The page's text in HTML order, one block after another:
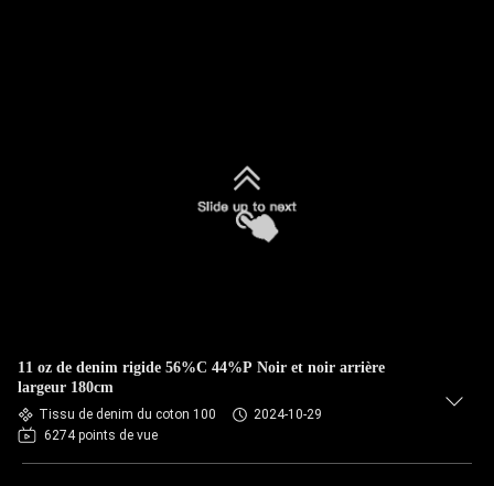
11 oz de denim rigide 56%C 44%P Noir et noir arrière
largeur 180cm
Tissu de denim du coton 100
2024-10-29
6274 points de vue